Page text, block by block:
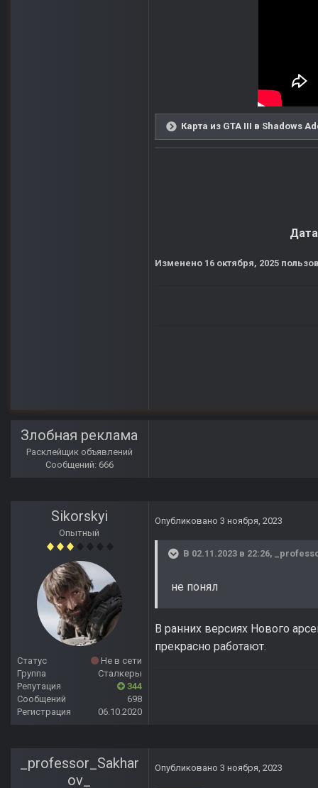
Карта из GTA III в Shadows
Изменено 16 октября, 2025
Злобная реклама
Расклейщик объявлений
Сообщений: 666
Sikorskyi
Опытный
Статус
Не в сети
Группа
Сталкеры
Репутация
344
Сообщений
698
Регистрация
06.10.2020
Опубликовано 3 ноября, 2023
В 02.11.2023 в 22:26,
не понял
В ранних версиях Нового
прекрасно работают.
_professor_Sakhar
ov_
Опубликовано 3 ноября, 2023